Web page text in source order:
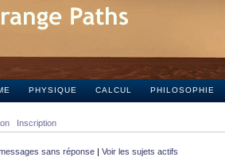
PHYSIQUE CALCUL PHILOSOPHIE
Inscription
sans réponse | Voir les sujets actifs